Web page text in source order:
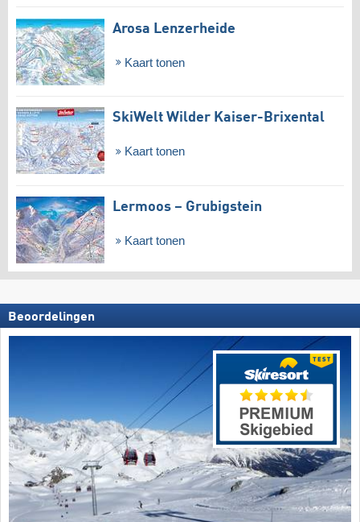
Arosa Lenzerheide
Kaart tonen
SkiWelt Wilder Kaiser-Brixental
Kaart tonen
Lermoos – Grubigstein
Kaart tonen
Beoordelingen